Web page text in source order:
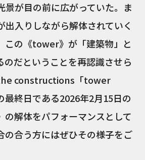
景が目の前に広がっていた。ま
出入りしながら解体されていく
この《tower》が「建築物」と
のだということを再認識させら
constructions「tower
最終日である2026年2月15日の
解体をパフォーマンスとして
の合う方にはぜひその様子をご